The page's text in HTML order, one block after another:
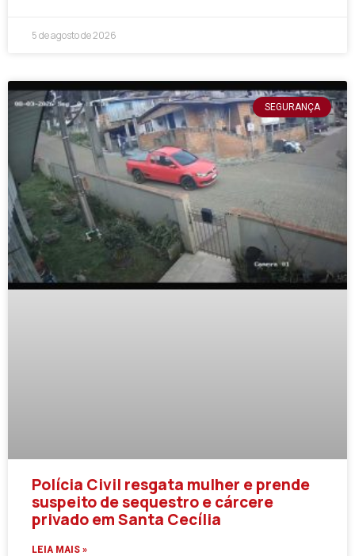
5 de agosto de 2026
SEGURANÇA
Polícia Civil resgata mulher e prende
suspeito de sequestro e cárcere
privado em Santa Cecília
LEIA MAIS »